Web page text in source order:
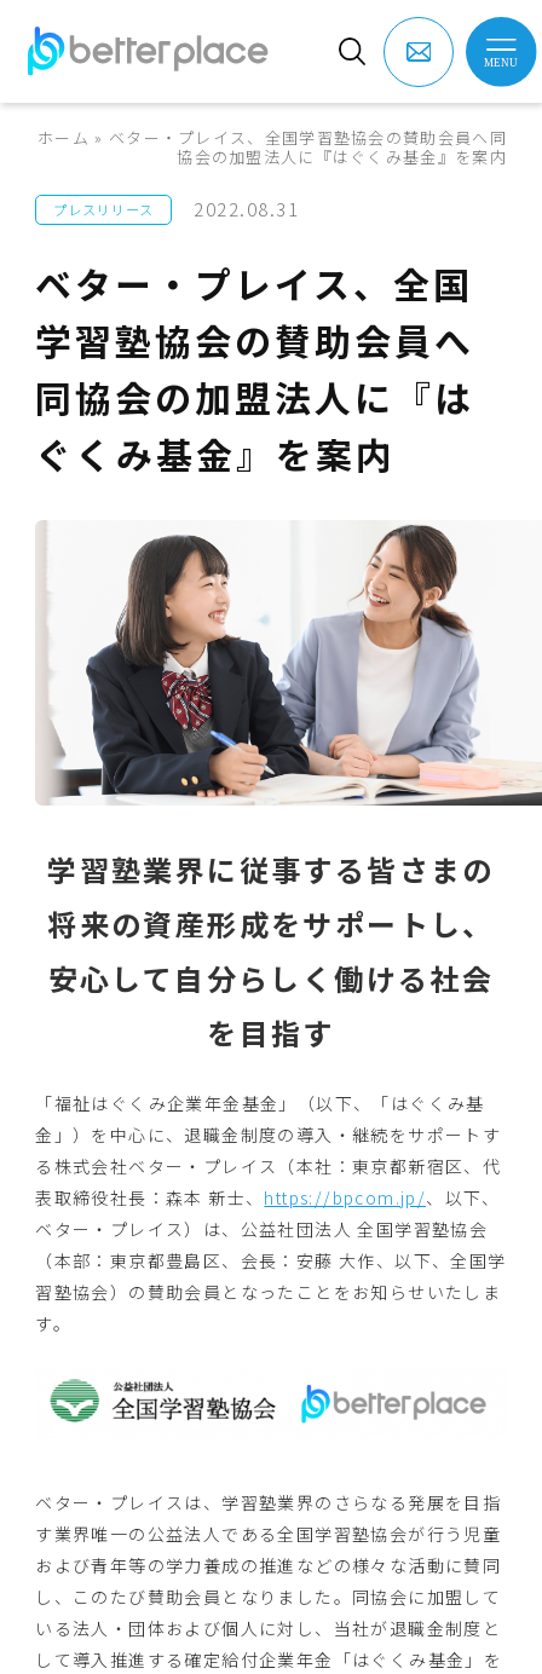
ホーム » ベター・プレイス、全国学習塾協会の賛助会員へ同
協会の加盟法人に『はぐくみ基金』を案内
プレスリリース 2022.08.31
ベター・プレイス、全国
学習塾協会の賛助会員へ
同協会の加盟法人に『は
ぐくみ基金』を案内
学習塾業界に従事する皆さまの
将来の資産形成をサポートし、
安心して自分らしく働ける社会
を目指す
「福祉はぐくみ企業年金基金」（以下、「はぐくみ基
金」）を中心に、退職金制度の導入・継続をサポートす
る株式会社ベター・プレイス（本社：東京都新宿区、代
表取締役社長：森本 新士、 https://bpcom.jp/、以下、
ベター・プレイス）は、公益社団法人 全国学習塾協会
（本部：東京都豊島区、会長：安藤 大作、以下、全国学
習塾協会）の賛助会員となったことをお知らせいたしま
す。
ベター・プレイスは、学習塾業界のさらなる発展を目指
す業界唯一の公益法人である全国学習塾協会が行う児童
および青年等の学力養成の推進などの様々な活動に賛同
し、このたび賛助会員となりました。同協会に加盟して
いる法人・団体および個人に対し、当社が退職金制度と
して導入推進する確定給付企業年金「はぐくみ基金」を